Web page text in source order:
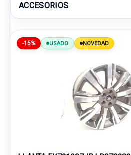
ACCESORIOS
-15% USADO NOVEDAD